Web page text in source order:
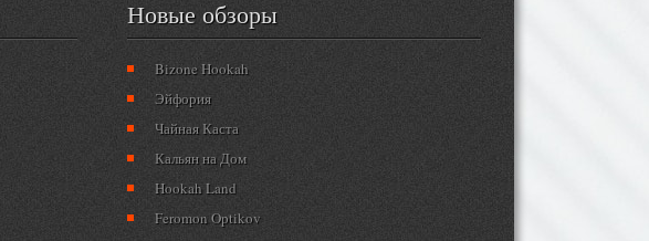
Новые обзоры
Bizone Hookah
Эйфория
Чайная Каста
Кальян на Дом
Hookah Land
Feromon Optikov